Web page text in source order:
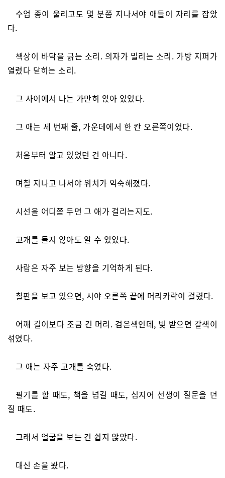
수업 종이 울리고도 몇 분쯤 지나서야 애들이 자리를 잡았
다.
책상이 바닥을 긁는 소리. 의자가 밀리는 소리. 가방 지퍼가
열렸다 닫히는 소리.
그 사이에서 나는 가만히 앉아 있었다.
그 애는 세 번째 줄, 가운데에서 한 칸 오른쪽이었다.
처음부터 알고 있었던 건 아니다.
며칠 지나고 나서야 위치가 익숙해졌다.
시선을 어디쯤 두면 그 애가 걸리는지도.
고개를 들지 않아도 알 수 있었다.
사람은 자주 보는 방향을 기억하게 된다.
칠판을 보고 있으면, 시야 오른쪽 끝에 머리카락이 걸렸다.
어깨 길이보다 조금 긴 머리. 검은색인데, 빛 받으면 갈색이
섞였다.
그 애는 자주 고개를 숙였다.
필기를 할 때도, 책을 넘길 때도, 심지어 선생이 질문을 던
질 때도.
그래서 얼굴을 보는 건 쉽지 않았다.
대신 손을 봤다.